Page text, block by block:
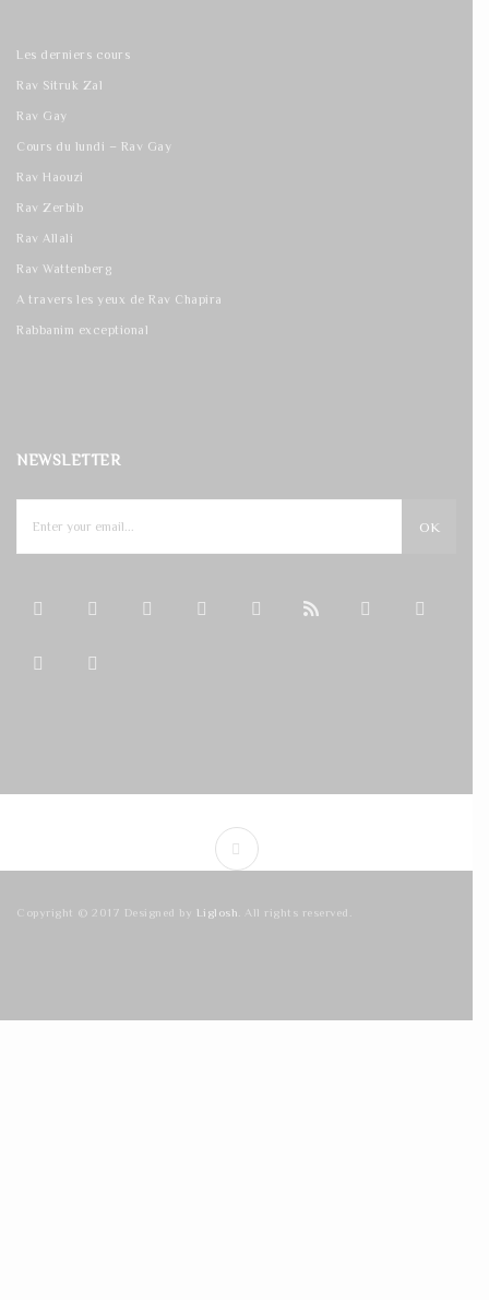
Les derniers cours
Rav Sitruk Zal
Rav Gay
Cours du lundi – Rav Gay
Rav Haouzi
Rav Zerbib
Rav Allali
Rav Wattenberg
A travers les yeux de Rav Chapira
Rabbanim exceptional
NEWSLETTER
OK
Copyright © 2017 Designed by Liglosh . All rights reserved.